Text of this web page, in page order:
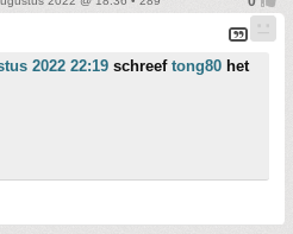
2022 22:19 schreef tong80 het